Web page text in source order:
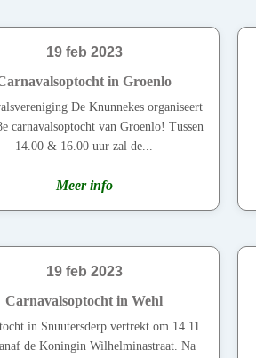
19 feb 2023
in Groenlo
De Knunnekes organiseert
carnavalsoptocht van Groenlo! Tussen
14.00 & 16.00 uur zal de...
Meer info
19 feb 2023
Carnavalsoptocht in Wehl
in Snuutersderp vertrekt om 14.11
de Koningin Wilhelminastraat. Na